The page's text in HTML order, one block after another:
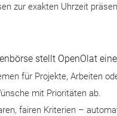
zur exakten Uhrzeit
stellt OpenOlat
für Projekte, Arbeiten
mit Prioritäten ab.
fairen Kriterien –